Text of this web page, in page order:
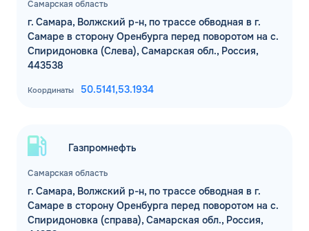
Самарская область
г. Самара, Волжский р-н, по трассе обводная в г.
Самаре в сторону Оренбурга перед поворотом на с.
Спиридоновка (Слева), Самарская обл., Россия,
443538
Координаты 50.5141,53.1934
Самарская область
Газпромнефть
г. Самара, Волжский р-н, по трассе обводная в г.
Самаре в сторону Оренбурга перед поворотом на с.
Спиридоновка (справа), Самарская обл., Россия,
Комментарий
Для юр. лиц и ИП
обработкой персональных данных
ДО